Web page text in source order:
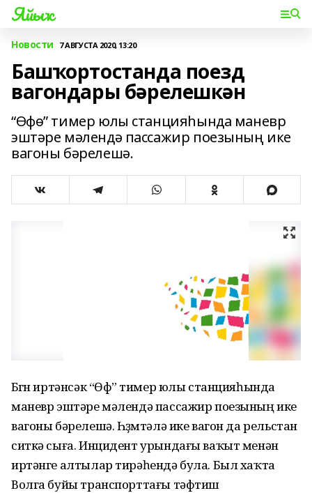
Яйыҡ
Новости 7 АВГУСТА 2020, 13:20
Башҡортостанда поезд
вагондары бәрелешкән
“Өфө” тимер юлы станцияһында маневр
эштәре мәлендә пассажир поезының ике
вагоны бәрелешә.
Бөгөн иртәнсәк “Өфө” тимер юлы станцияһында
маневр эштәре мәлендә пассажир поезының ике
вагоны бәрелешә. Һөҙөмтәлә ике вагон да рельстан
ситкә сыға. Инцидент урындағы ваҡыт менән
иртәнге алтылар тирәһендә була. Был хаҡта
Волга буйы транспорттағы тәфтиш